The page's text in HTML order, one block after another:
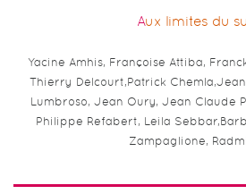
Aux limites du
Yacine Amhis, Françoise Attiba,
Thierry Delcourt,Patrick
Lumbroso, Jean Oury, Jean Claude
Philippe Refabert, Leila
Zampaglione,